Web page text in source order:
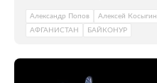
Александр Попов Алексей Косыгин
АФГАНИСТАН
БАЙКОНУР